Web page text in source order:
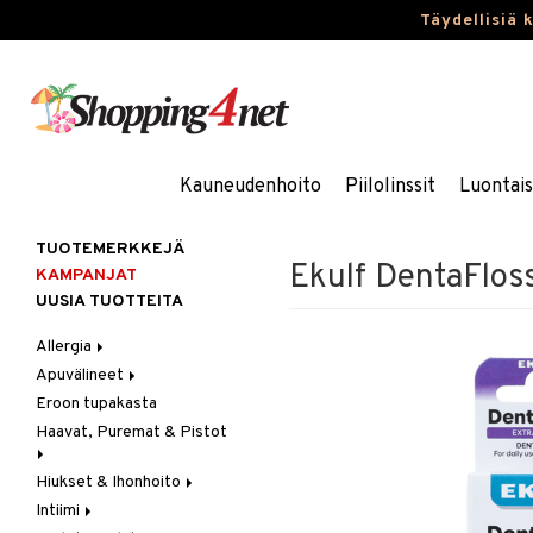
Täydellisiä
Kauneudenhoito Piilolinssit
Ekulf
TUOTEMERKKEJÄ
KAMPANJAT
UUSIA TUOTTEITA
Allergia
Nenäsuihkeet
Silmätipat
Apuvälineet
Hygienia
Kävely & Seisominen
Saa kiinni & Ylety
Eroon tupakasta
Haavat, Puremat & Pistot
Ensiapu
Haavat
Hiukset & Ihonhoito
Erityistuotteet
Intiimi